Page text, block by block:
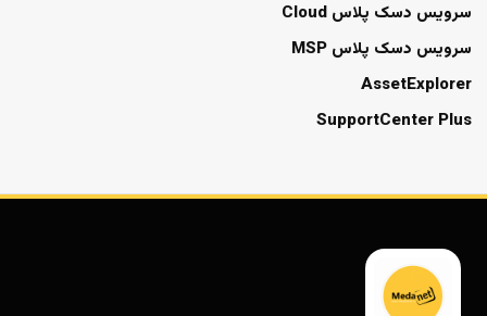
سرویس دسک پلاس Cloud
سرویس دسک پلاس MSP
AssetExplorer
SupportCenter Plus